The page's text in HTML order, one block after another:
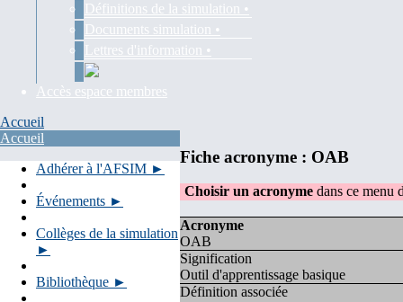
Définitions de la simulation •
Documents simulation •
Lettres d'information •
Accès espace membres
Accueil
Accueil
Adhérer à l'AFSIM ►
Événements ►
Collèges de la simulation
►
Bibliothèque ►
Fiche acronyme : OAB
Choisir un acronyme dans ce menu
Acronyme
OAB
Signification
Outil d'apprentissage basique
Définition associée